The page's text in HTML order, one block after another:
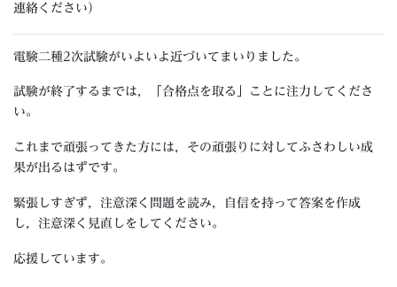
連絡ください）
電験二種2次試験がいよいよ近づいてまいりました。
試験が終了するまでは，「合格点を取る」ことに注力してくださ
い。
これまで頑張ってきた方には，その頑張りに対してふさわしい成
果が出るはずです。
緊張しすぎず，注意深く問題を読み，自信を持って答案を作成
し，注意深く見直しをしてください。
応援しています。